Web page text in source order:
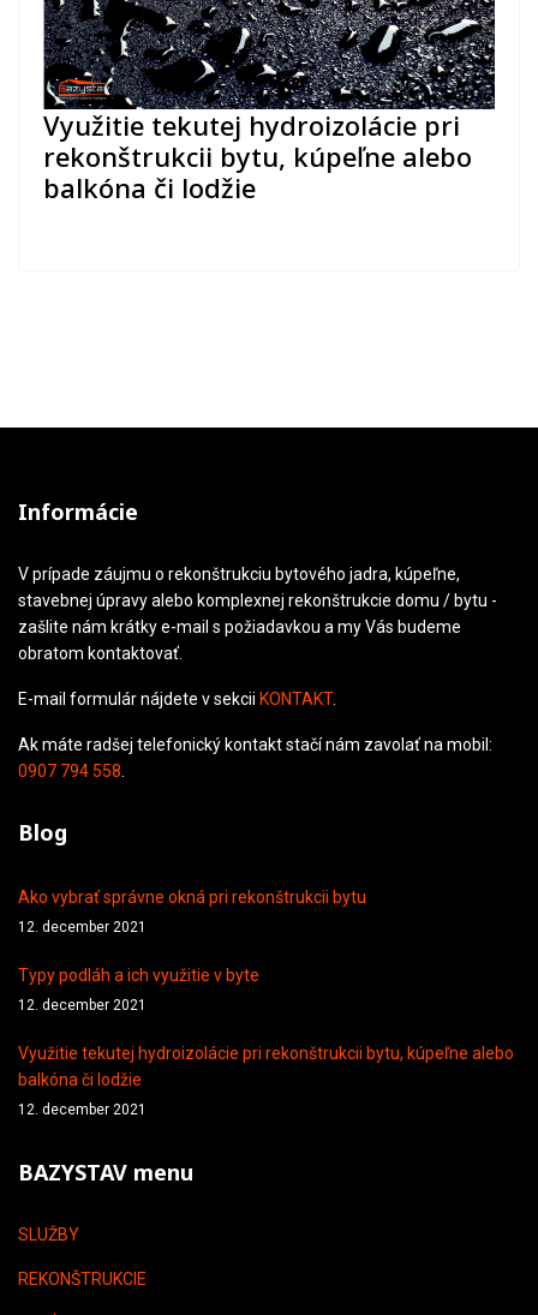
Využitie tekutej hydroizolácie pri
rekonštrukcii bytu, kúpeľne alebo
balkóna či lodžie
Informácie
V prípade záujmu o rekonštrukciu bytového jadra, kúpeľne,
stavebnej úpravy alebo komplexnej rekonštrukcie domu / bytu -
zašlite nám krátky e-mail s požiadavkou a my Vás budeme
obratom kontaktovať.
E-mail formulár nájdete v sekcii KONTAKT.
Ak máte radšej telefonický kontakt stačí nám zavolať na mobil:
0907 794 558
Blog
Ako vybrať správne okná pri rekonštrukcii bytu
12. december 2021
Typy podláh a ich využitie v byte
12. december 2021
Využitie tekutej hydroizolácie pri rekonštrukcii bytu, kúpeľne alebo
balkóna či lodžie
12. december 2021
BAZYSTAV menu
SLUŽBY
REKONŠTRUKCIE